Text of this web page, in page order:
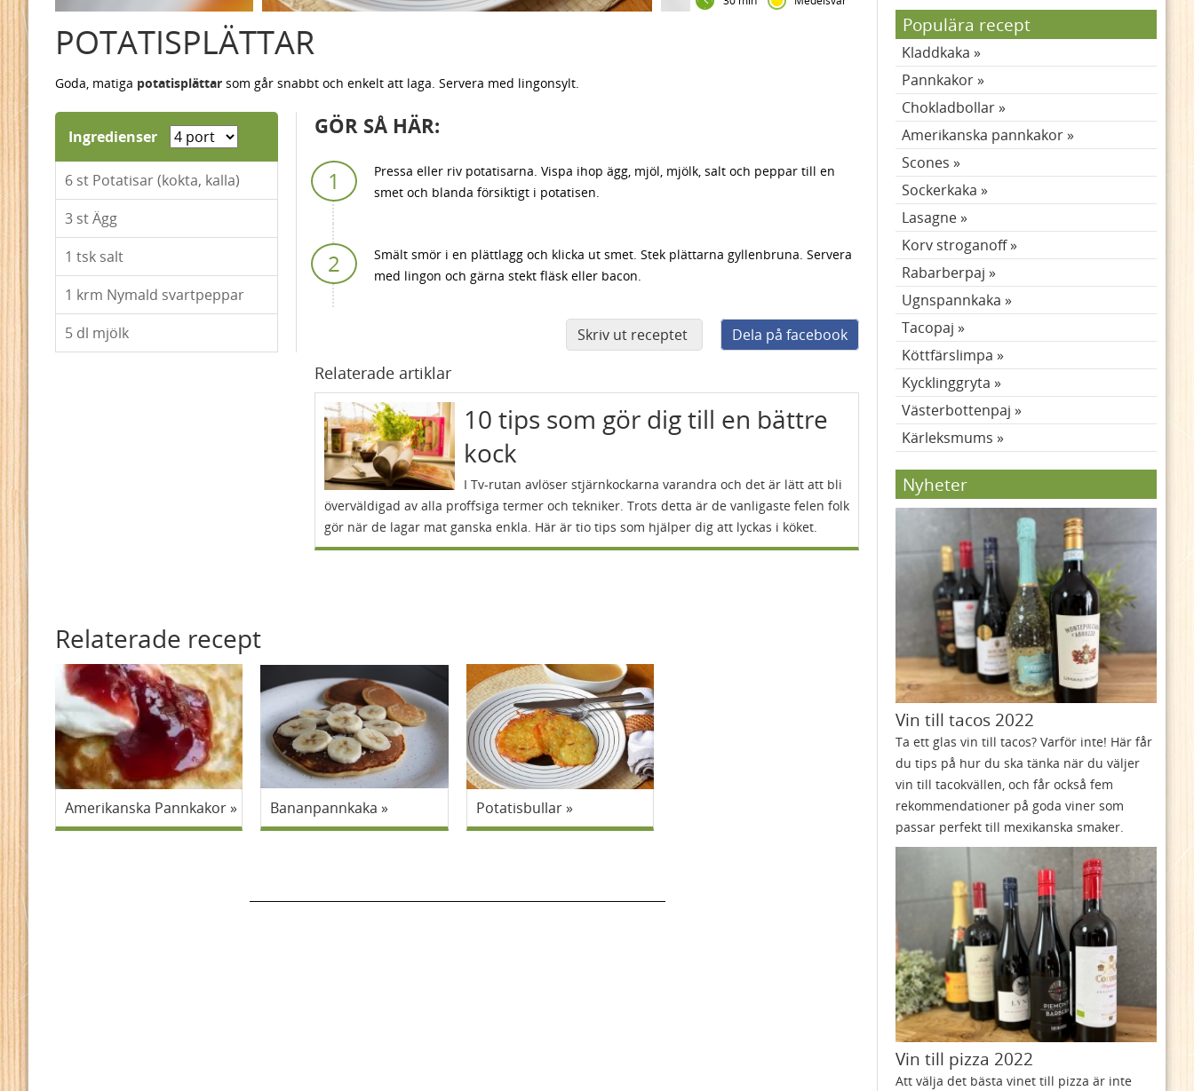
POTATISPLÄTTAR
Goda, matiga potatisplättar som går snabbt och enkelt att laga. Servera med lingonsylt.
Ingredienser
6 st Potatisar (kokta, kalla)
3 st Ägg
1 tsk salt
1 krm Nymald svartpeppar
5 dl mjölk
GÖR SÅ HÄR:
Pressa eller riv potatisarna. Vispa ihop ägg, mjöl, mjölk, salt och peppar till en
smet och blanda försiktigt i potatisen.
Smält smör i en plättlagg och klicka ut smet. Stek plättarna gyllenbruna. Servera
med lingon och gärna stekt fläsk eller bacon.
Skriv ut receptet Dela på facebook
Relaterade artiklar
10 tips som gör dig till en bättre
kock
I Tv-rutan avlöser stjärnkockarna varandra och det är lätt att bli
överväldigad av alla proffsiga termer och tekniker. Trots detta är de vanligaste felen folk
gör när de lagar mat ganska enkla. Här är tio tips som hjälper dig att lyckas i köket.
Relaterade recept
Amerikanska Pannkakor Bananpannkaka Potatisbullar
Populära recept
Kladdkaka
Pannkakor
Chokladbollar
Amerikanska pannkakor
Scones
Sockerkaka
Lasagne
Korv stroganoff
Rabarberpaj
Ugnspannkaka
Tacopaj
Köttfärslimpa
Kycklinggryta
Västerbottenpaj
Kärleksmums
Nyheter
Vin till tacos 2022
Ta ett glas vin till tacos? Varför inte! Här får
du tips på hur du ska tänka när du väljer
vin till tacokvällen, och får också fem
rekommendationer på goda viner som
passar perfekt till mexikanska smaker.
Vin till pizza 2022
Att välja det bästa vinet till pizza är inte